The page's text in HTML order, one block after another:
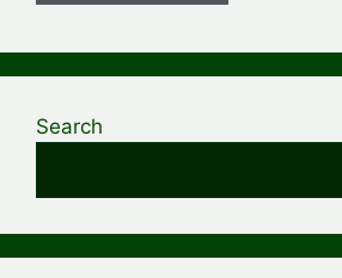
Search